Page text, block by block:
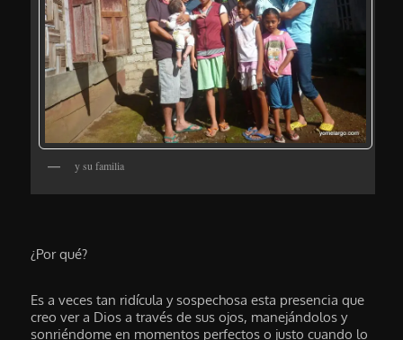
y su familia
¿Por qué?
Es a veces tan ridícula y sospechosa esta presencia que
creo ver a Dios a través de sus ojos, manejándolos y
sonriéndome en momentos perfectos o justo cuando lo